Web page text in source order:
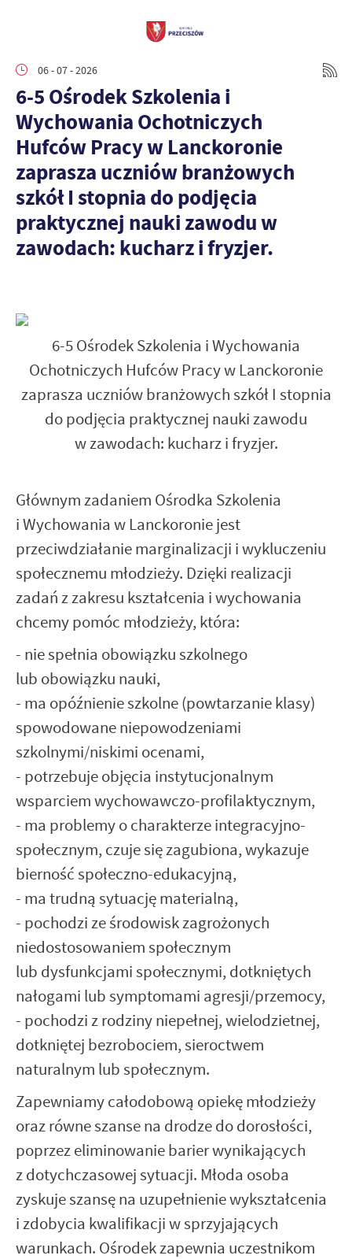
06 - 07 - 2026
6-5 Ośrodek Szkolenia i
Wychowania Ochotniczych
Hufców Pracy w Lanckoronie
zaprasza uczniów branżowych
szkół I stopnia do podjęcia
praktycznej nauki zawodu w
zawodach: kucharz i fryzjer.
6-5 Ośrodek Szkolenia i Wychowania
Ochotniczych Hufców Pracy w Lanckoronie
zaprasza uczniów branżowych szkół I stopnia
do podjęcia praktycznej nauki zawodu
w zawodach: kucharz i fryzjer.
Głównym zadaniem Ośrodka Szkolenia
i Wychowania w Lanckoronie jest
przeciwdziałanie marginalizacji i wykluczeniu
społecznemu młodzieży. Dzięki realizacji
zadań z zakresu kształcenia i wychowania
chcemy pomóc młodzieży, która:
- nie spełnia obowiązku szkolnego
lub obowiązku nauki,
- ma opóźnienie szkolne (powtarzanie klasy)
spowodowane niepowodzeniami
szkolnymi/niskimi ocenami,
- potrzebuje objęcia instytucjonalnym
wsparciem wychowawczo-profilaktycznym,
- ma problemy o charakterze integracyjno-
społecznym, czuje się zagubiona, wykazuje
bierność społeczno-edukacyjną,
- ma trudną sytuację materialną,
- pochodzi ze środowisk zagrożonych
niedostosowaniem społecznym
lub dysfunkcjami społecznymi, dotkniętych
nałogami lub symptomami agresji/przemocy,
- pochodzi z rodziny niepełnej, wielodzietnej,
dotkniętej bezrobociem, sieroctwem
naturalnym lub społecznym.
Zapewniamy całodobową opiekę młodzieży
oraz równe szanse na drodze do dorosłości,
poprzez eliminowanie barier wynikających
z dotychczasowej sytuacji. Młoda osoba
zyskuje szansę na uzupełnienie wykształcenia
i zdobycia kwalifikacji w sprzyjających
warunkach. Ośrodek zapewnia uczestnikom